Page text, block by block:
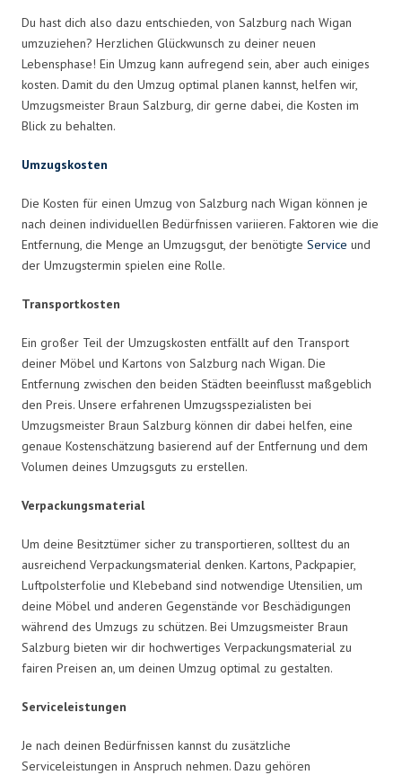
Du hast dich also dazu entschieden, von Salzburg nach Wigan
umzuziehen? Herzlichen Glückwunsch zu deiner neuen
Lebensphase! Ein Umzug kann aufregend sein, aber auch einiges
kosten. Damit du den Umzug optimal planen kannst, helfen wir,
Umzugsmeister Braun Salzburg, dir gerne dabei, die Kosten im
Blick zu behalten.
Umzugskosten
Die Kosten für einen Umzug von Salzburg nach Wigan können je
nach deinen individuellen Bedürfnissen variieren. Faktoren wie die
Entfernung, die Menge an Umzugsgut, der benötigte Service und
der Umzugstermin spielen eine Rolle.
Transportkosten
Ein großer Teil der Umzugskosten entfällt auf den Transport
deiner Möbel und Kartons von Salzburg nach Wigan. Die
Entfernung zwischen den beiden Städten beeinflusst maßgeblich
den Preis. Unsere erfahrenen Umzugsspezialisten bei
Umzugsmeister Braun Salzburg können dir dabei helfen, eine
genaue Kostenschätzung basierend auf der Entfernung und dem
Volumen deines Umzugsguts zu erstellen.
Verpackungsmaterial
Um deine Besitztümer sicher zu transportieren, solltest du an
ausreichend Verpackungsmaterial denken. Kartons, Packpapier,
Luftpolsterfolie und Klebeband sind notwendige Utensilien, um
deine Möbel und anderen Gegenstände vor Beschädigungen
während des Umzugs zu schützen. Bei Umzugsmeister Braun
Salzburg bieten wir dir hochwertiges Verpackungsmaterial zu
fairen Preisen an, um deinen Umzug optimal zu gestalten.
Serviceleistungen
Je nach deinen Bedürfnissen kannst du zusätzliche
Serviceleistungen in Anspruch nehmen. Dazu gehören